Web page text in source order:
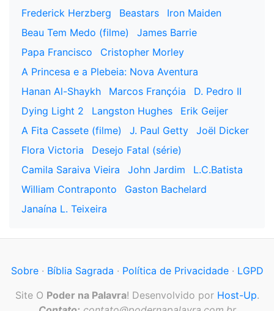
Frederick Herzberg
Beastars
Iron Maiden
Beau Tem Medo (filme)
James Barrie
Papa Francisco
Cristopher Morley
A Princesa e a Plebeia: Nova Aventura
Hanan Al-Shaykh
Marcos Françóia
D. Pedro II
Dying Light 2
Langston Hughes
Erik Geijer
A Fita Cassete (filme)
J. Paul Getty
Joël Dicker
Flora Victoria
Desejo Fatal (série)
Camila Saraiva Vieira
John Jardim
L.C.Batista
William Contraponto
Gaston Bachelard
Janaína L. Teixeira
Sobre· Bíblia Sagrada · Política de Privacidade· LGPD
Site O Poder na Palavra! Desenvolvido por Host-Up.